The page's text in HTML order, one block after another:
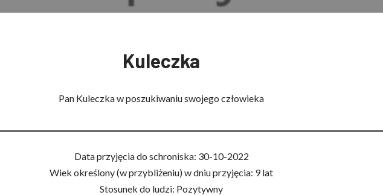
Kuleczka
Pan Kuleczka w poszukiwaniu swojego człowieka
Data przyjęcia do schroniska: 30-10-2022
Wiek określony (w przybliżeniu) w dniu przyjęcia: 9 lat
Stosunek do ludzi: Pozytywny